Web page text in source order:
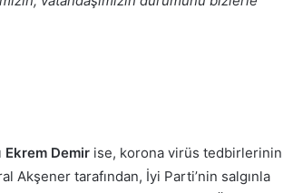
Ekrem Demir ise, korona virüs tedbirlerinin
Akşener tarafından, İyi Parti’nin salgınla